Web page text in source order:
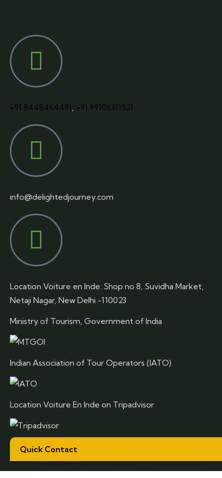
+91 8448464491, +91 99106311521
info@delightedjourney.com
Location Voiture en Inde: Shop no 8, Suvidha Market,
Netaji Nagar, New Delhi -110023
Ministry of Tourism, Government of India
Indian Association of Tour Operators (IATO)
Location Voiture En Inde on Tripadvisor
Copyright – 2026 – Location
Voiture en Inde – All rights
Quick Contact